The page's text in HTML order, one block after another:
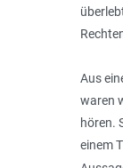
Aus
waren
hören.
einem